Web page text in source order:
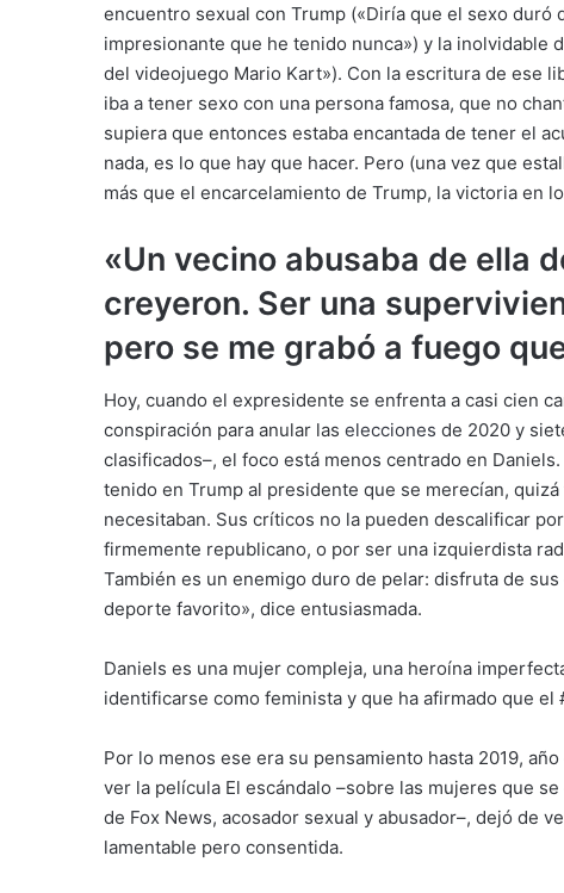
encuentro sexual con Trump («Diría que el sexo
impresionante que he tenido nunca») y la inolvidable
del videojuego Mario Kart»). Con la escritura de ese
iba a tener sexo con una persona famosa, que no
supiera que entonces estaba encantada de tener el
nada, es lo que hay que hacer. Pero (una vez que
más que el encarcelamiento de Trump, la victoria en
«Un vecino abusaba de ella
creyeron. Ser una
pero se me grabó a fuego
Hoy, cuando el expresidente se enfrenta a casi cien
conspiración para anular las elecciones de 2020 y
clasificados–, el foco está menos centrado en
tenido en Trump al presidente que se merecían,
necesitaban. Sus críticos no la pueden descalificar
firmemente republicano, o por ser una izquierdista
También es un enemigo duro de pelar: disfruta de
deporte favorito», dice entusiasmada.
Daniels es una mujer compleja, una heroína
identificarse como feminista y que ha afirmado que
Por lo menos ese era su pensamiento hasta 2019,
ver la película El escándalo –sobre las mujeres que
de Fox News, acosador sexual y abusador–, dejó de
lamentable pero consentida.